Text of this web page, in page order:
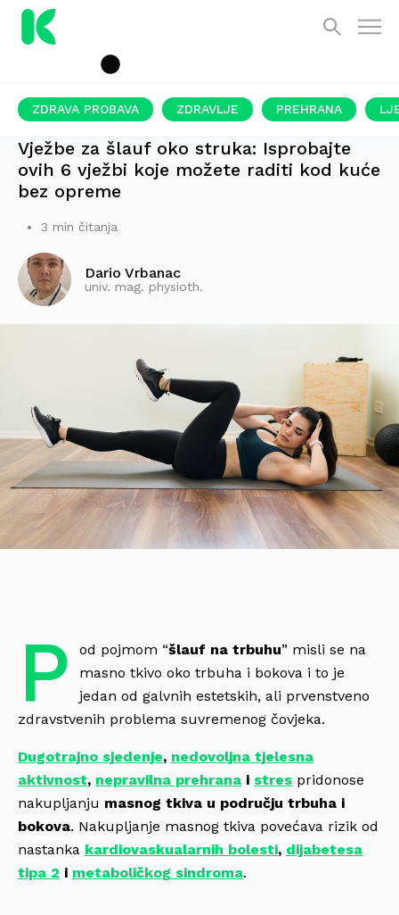
ZDRAVA PROBAVA ZDRAVLJE PREHRANA
Vježbe za šlauf oko struka: Isprobajte
ovih 6 vježbi koje možete raditi kod kuće
bez opreme
3 min čitanja
Dario Vrbanac
univ. mag. physioth.
P od pojmom “šlauf na trbuhu” misli se na
masno tkivo oko trbuha i bokova i to je
jedan od galvnih estetskih, ali prvenstveno
zdravstvenih problema suvremenog čovjeka.
Dugotrajno sjedenje, nedovoljna tjelesna
aktivnost, nepravilna prehrana i stres pridonose
nakupljanju masnog tkiva u području trbuha i
bokova. Nakupljanje masnog tkiva povećava rizik od
nastanka kardiovaskualarnih bolesti, dijabetesa
tipa 2 i metaboličkog sindroma.